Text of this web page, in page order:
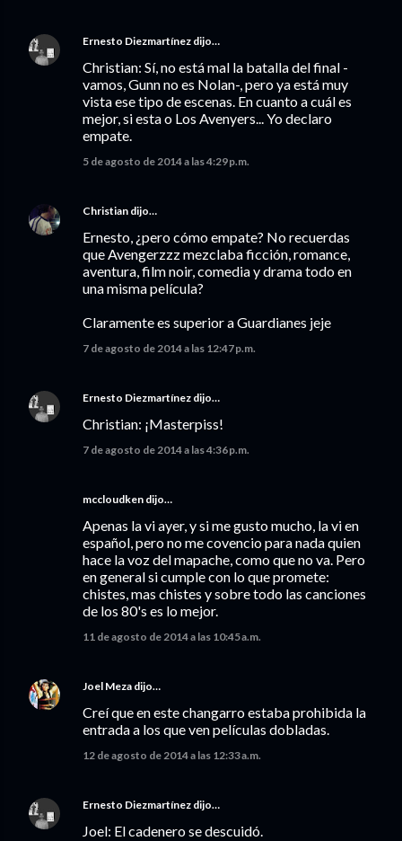
Ernesto Diezmartínez dijo…
Christian: Sí, no está mal la batalla del final -
vamos, Gunn no es Nolan-, pero ya está muy
vista ese tipo de escenas. En cuanto a cuál es
mejor, si esta o Los Avenyers... Yo declaro
empate.
5 de agosto de 2014 a las 4:29 p.m.
Christian dijo…
Ernesto, ¿pero cómo empate? No recuerdas
que Avengerzzz mezclaba ficción, romance,
aventura, film noir, comedia y drama todo en
una misma película?
Claramente es superior a Guardianes jeje
7 de agosto de 2014 a las 12:47 p.m.
Ernesto Diezmartínez dijo…
Christian: ¡Masterpiss!
7 de agosto de 2014 a las 4:36 p.m.
mccloudken dijo…
Apenas la vi ayer, y si me gusto mucho, la vi en
español, pero no me covencio para nada quien
hace la voz del mapache, como que no va. Pero
en general si cumple con lo que promete:
chistes, mas chistes y sobre todo las canciones
de los 80's es lo mejor.
11 de agosto de 2014 a las 10:45 a.m.
Joel Meza dijo…
Creí que en este changarro estaba prohibida la
entrada a los que ven películas dobladas.
12 de agosto de 2014 a las 12:33 a.m.
Ernesto Diezmartínez dijo…
Joel: El cadenero se descuidó.